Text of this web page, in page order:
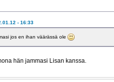
- 16:33
jos en ihan väärässä ole
hän jammasi Lisan kanssa.